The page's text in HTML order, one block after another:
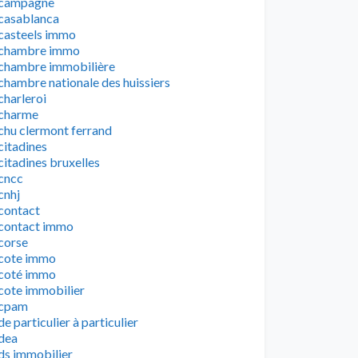
immo
immo
immobilière
nationale des huissiers
clermont ferrand
bruxelles
immo
immo
immo
immobilier
particulier à particulier
immobilier